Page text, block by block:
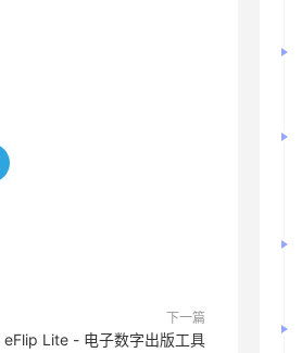
下一篇
eFlip Lite - 电子数字出版工具